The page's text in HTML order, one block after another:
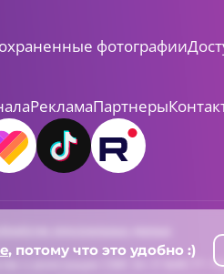
фотографии
РекламаПартнеры
о регистрации СМИ Эл-Л №ФС77-
, потому что это удобно :)